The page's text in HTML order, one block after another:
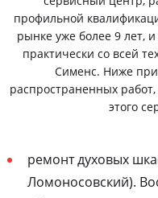
профильной
рынке уже более 9 лет,
практически со всей
Сименс. Ниже
распространенных
этого
ремонт духовых
Ломоносовский).